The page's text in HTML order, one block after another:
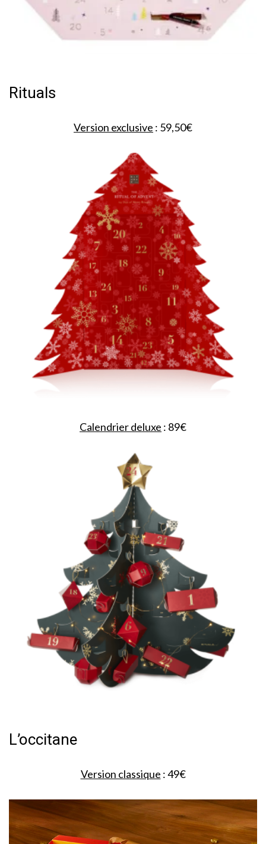
Rituals
Version exclusive : 59,50€
Calendrier deluxe : 89€
L’occitane
Version classique : 49€